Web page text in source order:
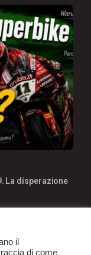
La disperazione
il
di come